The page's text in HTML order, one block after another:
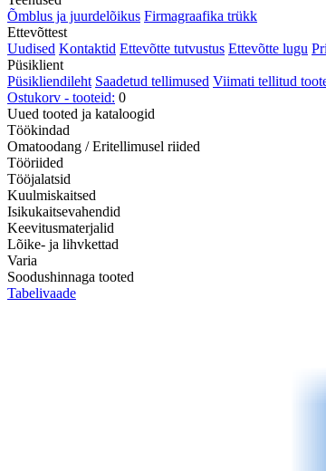
Õmblus ja juurdelõikus Firmagraafika trükk
Ettevõttest
Uudised Kontaktid Ettevõtte tutvustus Ettevõtte lugu
Püsiklient
Püsikliendileht Saadetud tellimused Viimati tellitud
Ostukorv - tooteid: 0
Uued tooted ja kataloogid
Töökindad
Omatoodang / Eritellimusel riided
Tööriided
Tööjalatsid
Kuulmiskaitsed
Isikukaitsevahendid
Keevitusmaterjalid
Lõike- ja lihvkettad
Varia
Soodushinnaga tooted
Tabelivaade